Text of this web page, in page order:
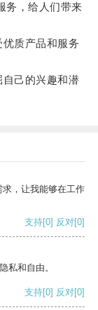
，给人们带来
质产品和服务
己的兴趣和潜
，让我能够在工作
支持[0] 反对[0]
私和自由。
支持[0] 反对[0]